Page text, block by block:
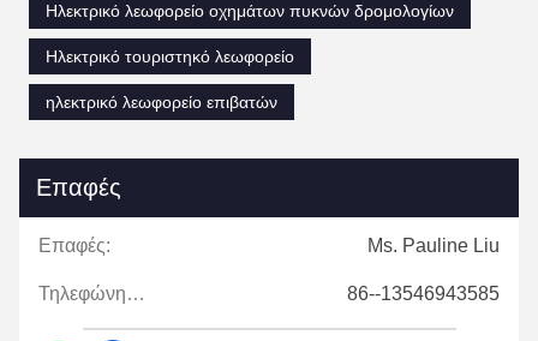
Ηλεκτρικό λεωφορείο οχημάτων πυκνών δρομολογίων
Ηλεκτρικό τουριστηκό λεωφορείο
ηλεκτρικό λεωφορείο επιβατών
Επαφές
Επαφές: Ms. Pauline Liu
Τηλεφώνημα: 86--13546943585